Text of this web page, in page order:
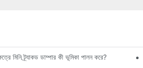
মিনি ট্র্যাকড ডাম্পার কী ভূমিকা পালন করে?